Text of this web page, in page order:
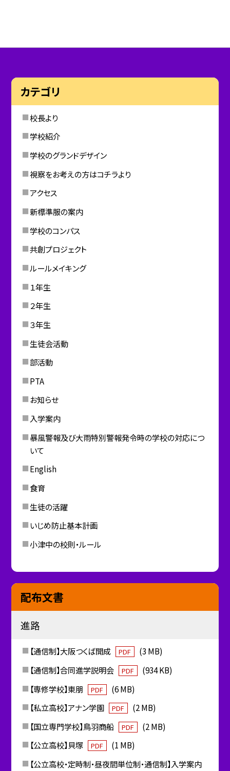
カテゴリ
校長より
学校紹介
学校のグランドデザイン
視察をお考えの方はコチラより
アクセス
新標準服の案内
学校のコンパス
共創プロジェクト
ルールメイキング
１年生
２年生
３年生
生徒会活動
部活動
PTA
お知らせ
入学案内
暴風警報及び大雨特別警報発令時の学校の対応につ
いて
English
食育
生徒の活躍
いじめ防止基本計画
小津中の校則・ルール
配布文書
進路
【通信制】大阪つくば開成 PDF
(3 MB)
【通信制】合同進学説明会
PDF
(934 KB)
【専修学校】東朋
PDF
(6 MB)
【私立高校】アナン学園
PDF
(2 MB)
【国立専門学校】鳥羽商船
PDF
(2 MB)
【公立高校】貝塚
PDF
(1 MB)
【公立高校・定時制・昼夜間単位制・通信制】入学案内